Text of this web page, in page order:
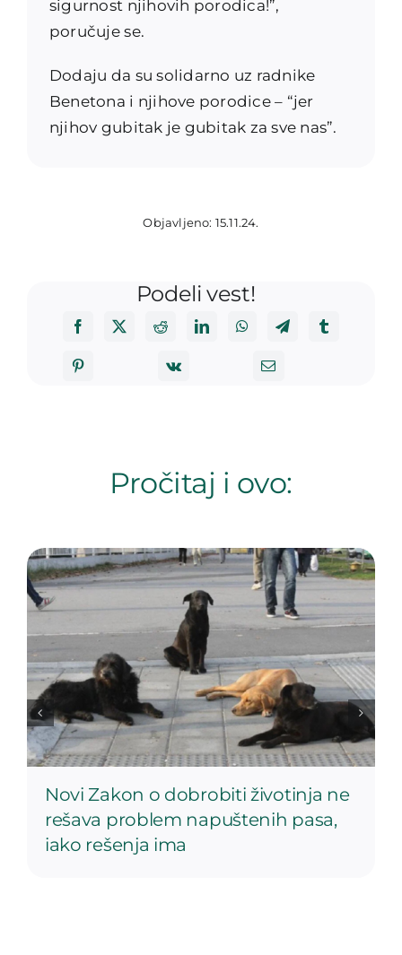
sigurnost njihovih porodica!”,
poručuje se.
Dodaju da su solidarno uz radnike
Benetona i njihove porodice – “jer
njihov gubitak je gubitak za sve nas”.
Objavljeno: 15.11.24.
Podeli vest!
Pročitaj i ovo:
Novi Zakon o dobrobiti životinja ne
rešava problem napuštenih pasa,
iako rešenja ima